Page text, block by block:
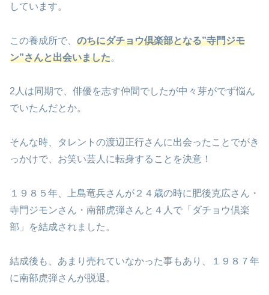
しています。
この養成所で、 のちにダチョウ倶楽部となる”寺門ジモ
ン”さんと出会いました。
2人は同期で、俳優を志す仲間でしたが中々芽がでず悩ん
でいたんだとか。
そんな時、タレントの渡辺正行さんに出会ったことでがき
っかけで、お笑い芸人に転身することを決意！
１９８５年、上島竜兵さんが２４歳の時に肥後克広さん・
寺門ジモンさん・南部虎弾さんと４人で「ダチョウ倶楽
部」を結成されました。
結成後も、あまり売れていなかった事もあり、１９８７年
に南部虎弾さんが脱退。